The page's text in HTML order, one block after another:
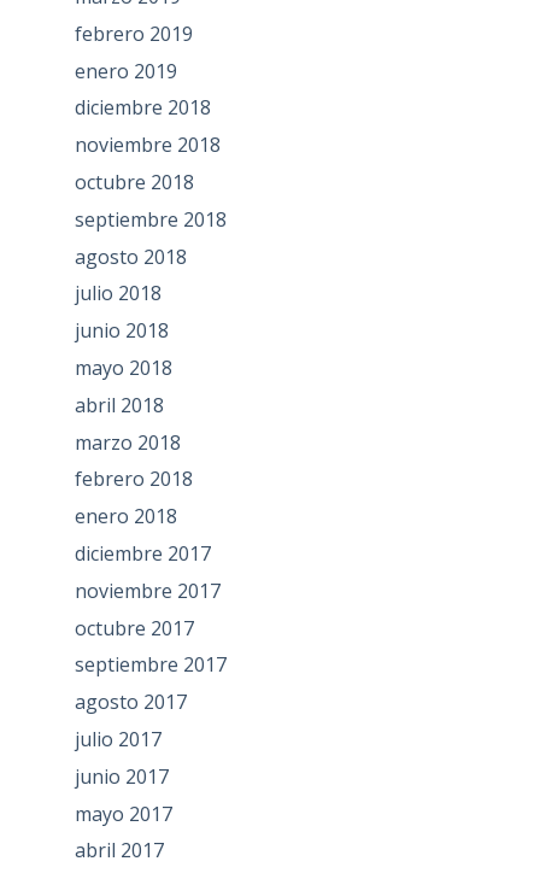
febrero 2019
enero 2019
diciembre 2018
noviembre 2018
octubre 2018
septiembre 2018
agosto 2018
julio 2018
junio 2018
mayo 2018
abril 2018
marzo 2018
febrero 2018
enero 2018
diciembre 2017
noviembre 2017
octubre 2017
septiembre 2017
agosto 2017
julio 2017
junio 2017
mayo 2017
abril 2017